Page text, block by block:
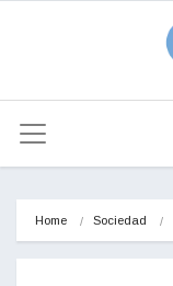
Home Sociedad